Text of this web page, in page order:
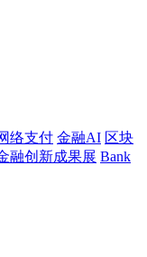
络支付 金融AI 区块
融创新成果展 Bank